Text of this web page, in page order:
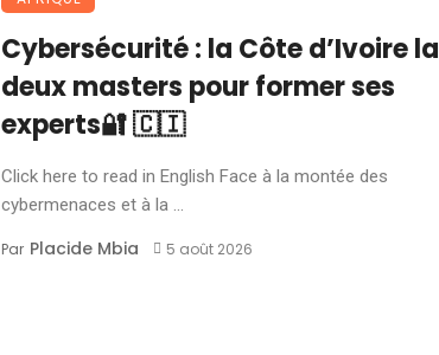
Cybersécurité : la Côte d’Ivoire
deux masters pour former ses
experts🔐 🇨🇮
Click here to read in English Face à la montée des
cybermenaces et à la ...
Par Placide Mbia 5 août 2026